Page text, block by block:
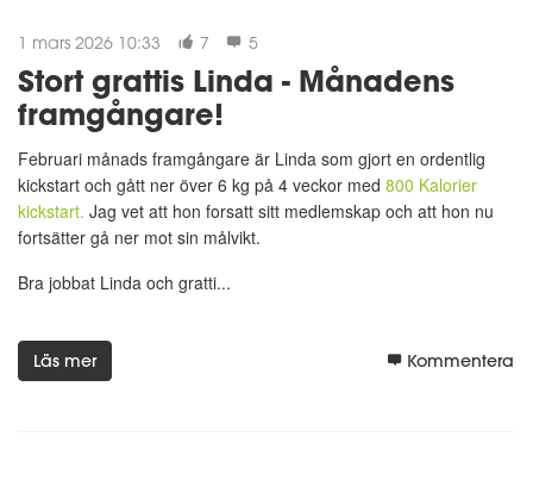
1 mars 2026 10:33 7 5
Stort grattis Linda - Månadens
framgångare!
Februari månads framgångare är Linda som gjort en ordentlig
kickstart och gått ner över 6 kg på 4 veckor med 800 Kalorier
kickstart. Jag vet att hon forsatt sitt medlemskap och att hon nu
fortsätter gå ner mot sin målvikt.
Bra jobbat Linda och gratti...
Läs mer Kommentera